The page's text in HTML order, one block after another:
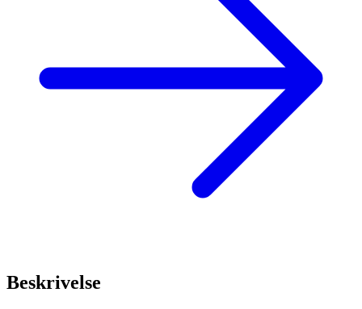
Beskrivelse